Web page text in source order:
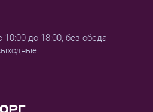
10:00 до 18:00, без обеда